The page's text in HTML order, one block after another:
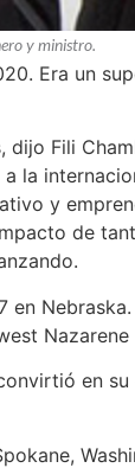
y ministro.
Era un
Fili
la
y
de
en